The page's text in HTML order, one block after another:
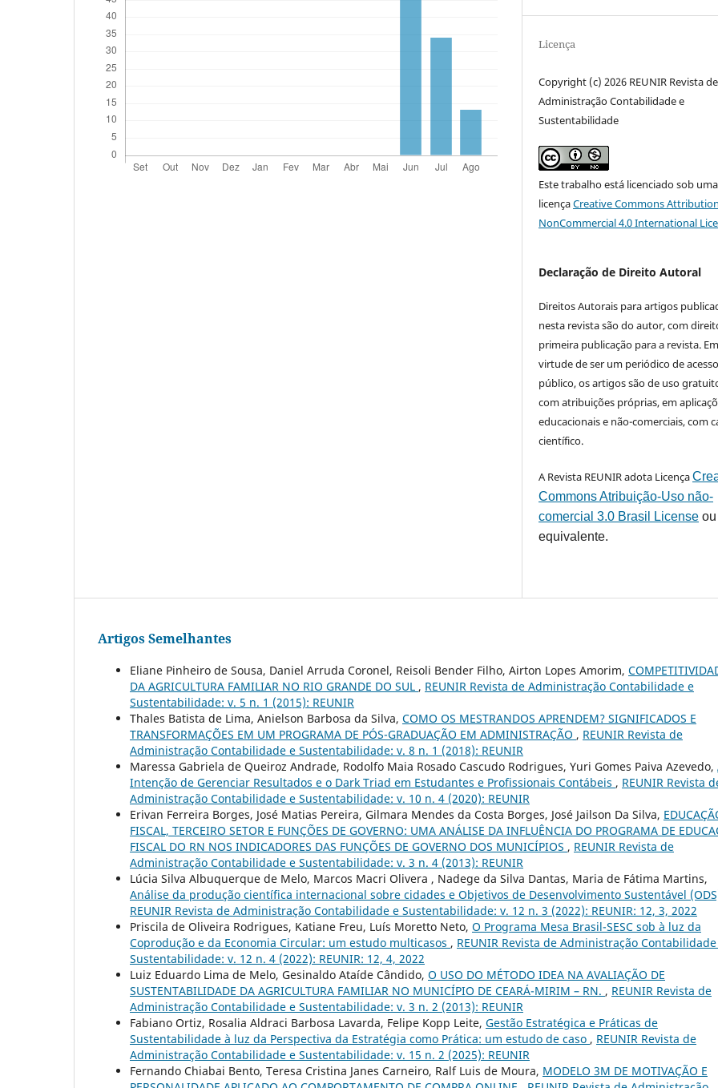
Licença
Copyright (c) 2026 REUNIR Revista de
Administração Contabilidade e
Sustentabilidade
Este trabalho está licenciado sob uma
licençaCreative Commons
NonCommercial 4.0 International
Declaração de Direito Autoral
Direitos Autorais para artigos
nesta revista são do autor, com
primeira publicação para a revista. Em
virtude de ser um periódico de acesso
público, os artigos são de uso
com atribuições próprias, em
educacionais e não-comerciais, com
científico.
A Revista REUNIR adota Licença
Commons Atribuição-Uso não-
comercial 3.0 Brasil License
equivalente.
Artigos Semelhantes
Eliane Pinheiro de Sousa, Daniel Arruda Coronel, Reisoli Bender Filho, Airton Lopes Amorim,
DA AGRICULTURA FAMILIAR NO RIO GRANDE DO SUL , REUNIR Revista de Administração Contabilidade e
Sustentabilidade: v. 5 n. 1 (2015): REUNIR
Thales Batista de Lima, Anielson Barbosa da Silva, COMO OS MESTRANDOS APRENDEM? SIGNIFICADOS E
TRANSFORMAÇÕES EM UM PROGRAMA DE PÓS-GRADUAÇÃO EM ADMINISTRAÇÃO , REUNIR Revista de
Administração Contabilidade e Sustentabilidade: v. 8 n. 1 (2018): REUNIR
Maressa Gabriela de Queiroz Andrade, Rodolfo Maia Rosado Cascudo Rodrigues, Yuri Gomes Paiva Azevedo,
Intenção de Gerenciar Resultados e o Dark Triad em Estudantes e Profissionais Contábeis , REUNIR Revista
Administração Contabilidade e Sustentabilidade: v. 10 n. 4 (2020): REUNIR
Erivan Ferreira Borges, José Matias Pereira, Gilmara Mendes da Costa Borges, José Jailson Da Silva,
FISCAL, TERCEIRO SETOR E FUNÇÕES DE GOVERNO: UMA ANÁLISE DA INFLUÊNCIA DO PROGRAMA DE
FISCAL DO RN NOS INDICADORES DAS FUNÇÕES DE GOVERNO DOS MUNICÍPIOS , REUNIR Revista de
Administração Contabilidade e Sustentabilidade: v. 3 n. 4 (2013): REUNIR
Lúcia Silva Albuquerque de Melo, Marcos Macri Olivera , Nadege da Silva Dantas, Maria de Fátima Martins,
Análise da produção científica internacional sobre cidades e Objetivos de Desenvolvimento Sustentável
REUNIR Revista de Administração Contabilidade e Sustentabilidade: v. 12 n. 3 (2022): REUNIR: 12, 3, 2022
Priscila de Oliveira Rodrigues, Katiane Freu, Luís Moretto Neto, O Programa Mesa Brasil-SESC sob à luz da
Coprodução e da Economia Circular: um estudo multicasos , REUNIR Revista de Administração
Sustentabilidade: v. 12 n. 4 (2022): REUNIR: 12, 4, 2022
Luiz Eduardo Lima de Melo, Gesinaldo Ataíde Cândido, O USO DO MÉTODO IDEA NA AVALIAÇÃO DE
SUSTENTABILIDADE DA AGRICULTURA FAMILIAR NO MUNICÍPIO DE CEARÁ-MIRIM – RN. , REUNIR Revista de
Administração Contabilidade e Sustentabilidade: v. 3 n. 2 (2013): REUNIR
Fabiano Ortiz, Rosalia Aldraci Barbosa Lavarda, Felipe Kopp Leite, Gestão Estratégica e Práticas de
Sustentabilidade à luz da Perspectiva da Estratégia como Prática: um estudo de caso , REUNIR Revista de
Administração Contabilidade e Sustentabilidade: v. 15 n. 2 (2025): REUNIR
Fernando Chiabai Bento, Teresa Cristina Janes Carneiro, Ralf Luis de Moura, MODELO 3M DE MOTIVAÇÃO E